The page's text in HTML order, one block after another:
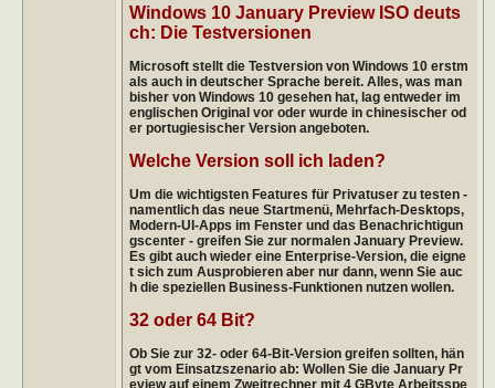
Windows 10 January Preview ISO deuts
ch: Die Testversionen
Microsoft stellt die Testversion von Windows 10 erstm
als auch in deutscher Sprache bereit. Alles, was man
bisher von Windows 10 gesehen hat, lag entweder im
englischen Original vor oder wurde in chinesischer od
er portugiesischer Version angeboten.
Welche Version soll ich laden?
Um die wichtigsten Features für Privatuser zu testen -
namentlich das neue Startmenü, Mehrfach-Desktops,
Modern-UI-Apps im Fenster und das Benachrichtigun
gscenter - greifen Sie zur normalen January Preview.
Es gibt auch wieder eine Enterprise-Version, die eigne
t sich zum Ausprobieren aber nur dann, wenn Sie auc
h die speziellen Business-Funktionen nutzen wollen.
32 oder 64 Bit?
Ob Sie zur 32- oder 64-Bit-Version greifen sollten, hän
gt vom Einsatzszenario ab: Wollen Sie die January Pr
eview auf einem Zweitrechner mit 4 GByte Arbeitsspe